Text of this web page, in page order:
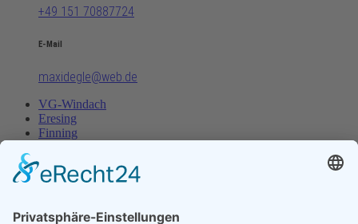
+49 151 70887724
E-Mail
maxidegle@web.de
VG-Windach
Eresing
Finning
VG-Windach
Eresing
Impressum